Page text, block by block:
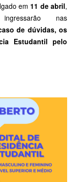
em 11 de abril,
nas
de dúvidas, os
Estudantil pelo